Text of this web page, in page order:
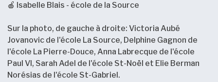
🍎 Isabelle Blais - école de la Source
Sur la photo, de gauche à droite: Victoria Aubé
Jovanovic de l'école La Source, Delphine Gagnon de
l'école La Pierre-Douce, Anna Labrecque de l'école
Paul VI, Sarah Adel de l'école St-Noël et Elie Berman
Norésias de l'école St-Gabriel.